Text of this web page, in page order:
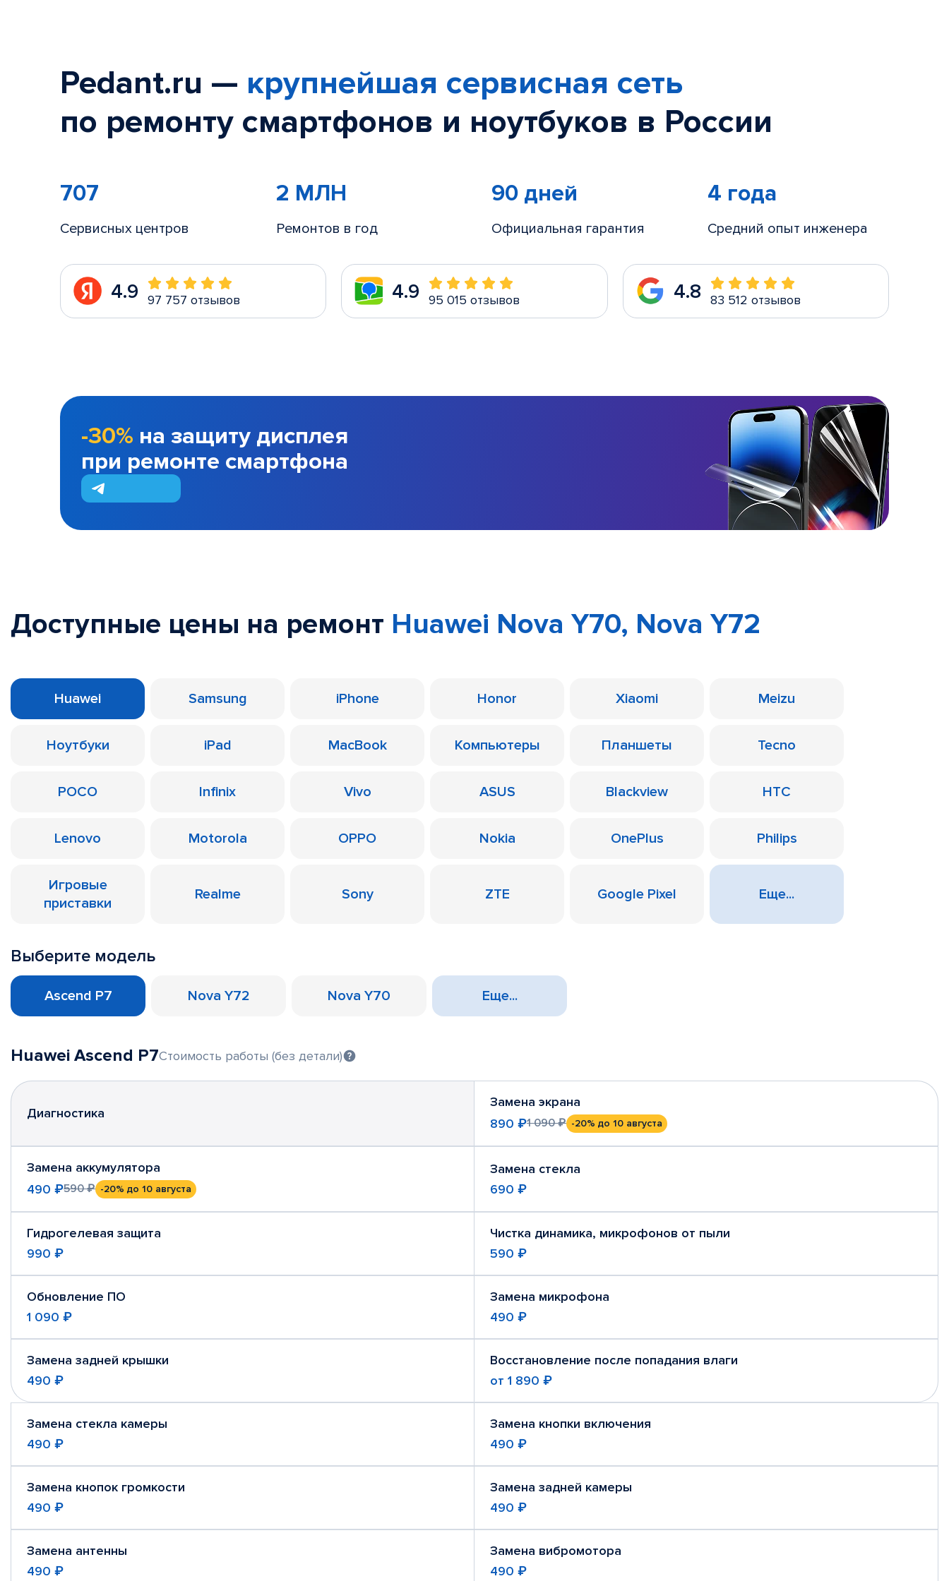
Pedant.ru — крупнейшая сервисная сеть
по ремонту смартфонов и ноутбуков в России
707
Сервисных центров
2 МЛН
Ремонтов в год
90 дней
Официальная гарантия
4 года
Средний опыт инженера
4.9 97 757 отзывов 4.9 95 015 отзывов 4.8 83 512 отзывов
-30% на защиту дисплея
при ремонте смартфона
Доступные цены на ремонт Huawei Nova Y70, Nova Y72
Huawei Samsung iPhone Honor Xiaomi Meizu
Ноутбуки iPad MacBook Компьютеры Планшеты Tecno
POCO Infinix Vivo ASUS Blackview HTC
Lenovo Motorola OPPO Nokia OnePlus Philips
Игровые
приставки
Realme Sony ZTE Google Pixel Еще...
Выберите модель
Ascend P7 Nova Y72 Nova Y70 Еще...
Huawei Ascend P7Стоимость работы (без детали)
Диагностика
Замена экрана
890 ₽1 090 ₽ -20% до 10 августа
Замена аккумулятора
490 ₽590 ₽ -20% до 10 августа
Замена стекла
690 ₽
Гидрогелевая защита
990 ₽
Чистка динамика, микрофонов от пыли
590 ₽
Обновление ПО
1 090 ₽
Замена микрофона
490 ₽
Замена задней крышки
490 ₽
Восстановление после попадания влаги
от 1 890 ₽
Замена стекла камеры
490 ₽
Замена кнопки включения
490 ₽
Замена кнопок громкости
490 ₽
Замена задней камеры
490 ₽
Замена антенны
490 ₽
Замена вибромотора
490 ₽